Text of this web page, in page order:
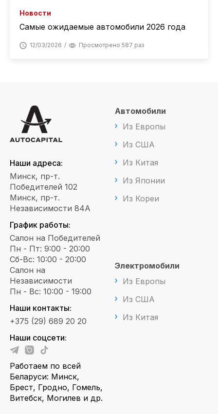
Новости
Самые ожидаемые автомобили 2026 года
12/03/2026 Просмотрено 587 раз
Наши адреса:
Минск, пр-т.
Победителей 102
Минск, пр-т.
Независимости 84А
График работы:
Салон на Победителей
Пн - Пт: 9:00 - 20:00
Сб-Вс: 10:00 - 20:00
Салон на
Независимости
Пн - Вс: 10:00 - 19:00
Наши контакты:
+375 (29) 689 20 20
Наши соцсети:
Работаем по всей
Беларуси: Минск,
Брест, Гродно, Гомель,
Витебск, Могилев и др.
Автомобили
Из Европы
Из США
Из Китая
Из Японии
Из Кореи
Электромобили
Из Европы
Из США
Из Китая